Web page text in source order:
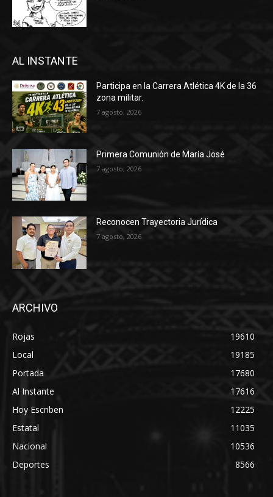
AL INSTANTE
Participa en la Carrera Atlética 4K de la 36
zona militar.
7 agosto, 2026
Primera Comunión de María José
7 agosto, 2026
Reconocen Trayectoria Jurídica
7 agosto, 2026
ARCHIVO
Rojas
19610
Local
19185
Portada
17680
Al Instante
17616
Hoy Escriben
12225
Estatal
11035
Nacional
10536
Deportes
8566